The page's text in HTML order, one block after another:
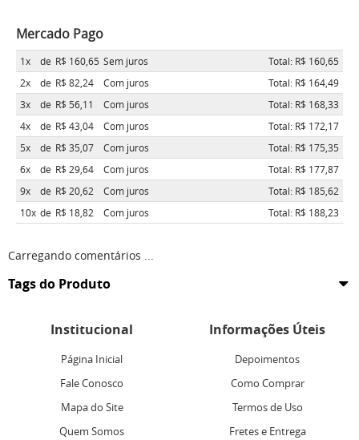
Mercado Pago
1x de R$ 160,65 Sem juros
Total: R$ 160,65
2x
de R$ 82,24 Com juros
Total: R$ 164,49
3x
de R$ 56,11 Com juros
Total: R$ 168,33
4x
de R$ 43,04 Com juros
Total: R$ 172,17
5x
de R$ 35,07 Com juros
Total: R$ 175,35
6x
de R$ 29,64 Com juros
Total: R$ 177,87
9x
de R$ 20,62 Com juros
Total: R$ 185,62
10x de R$ 18,82 Com juros Total: R$ 188,23
Carregando comentários ...
Tags do Produto
Institucional
Página Inicial
Fale Conosco
Mapa do Site
Quem Somos
Informações Úteis
Depoimentos
Como Comprar
Termos de Uso
Fretes e Entrega